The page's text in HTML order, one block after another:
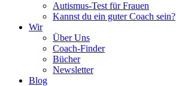
Autismus-Test für Frauen
Kannst du ein guter Coach sein?
Wir
Über Uns
Coach-Finder
Bücher
Newsletter
Blog